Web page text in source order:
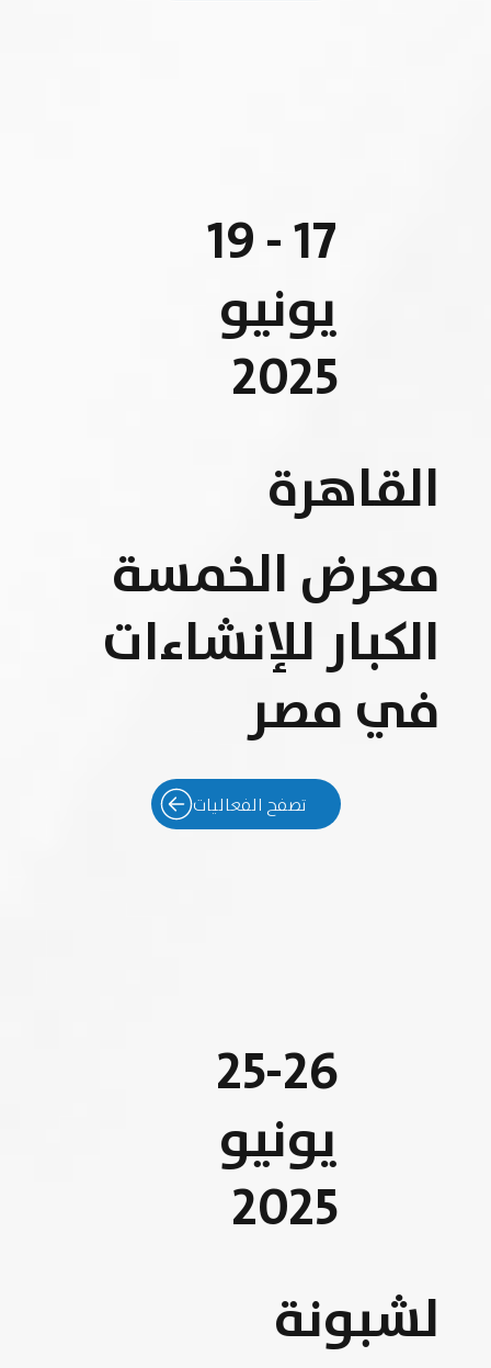
17 - 19
يونيو
2025
القاهرة
معرض الخمسة
الكبار للإنشاءات
في مصر
تصفح الفعاليات
25-26
يونيو
2025
لشبونة